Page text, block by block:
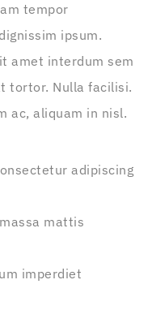
tempor
ipsum.
amet interdum sem
tortor. Nulla facilisi.
ac, aliquam in nisl.
adipiscing
mattis
imperdiet